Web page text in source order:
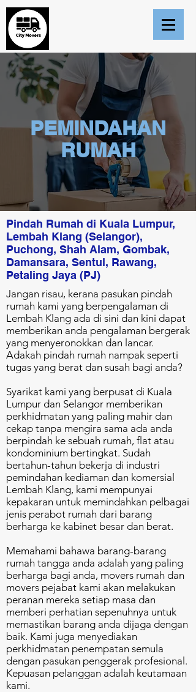
PEMINDAHAN
RUMAH
Pindah Rumah di Kuala Lumpur,
Lembah Klang (Selangor),
Puchong, Shah Alam, Gombak,
Damansara, Sentul, Rawang,
Petaling Jaya (PJ)
Jangan risau, kerana pasukan pindah
rumah kami yang berpengalaman di
Lembah Klang ada di sini dan kini dapat
memberikan anda pengalaman bergerak
yang menyeronokkan dan lancar.
Adakah pindah rumah nampak seperti
tugas yang berat dan susah bagi anda?
Syarikat kami yang berpusat di Kuala
Lumpur dan Selangor memberikan
perkhidmatan yang paling mahir dan
cekap tanpa mengira sama ada anda
berpindah ke sebuah rumah, flat atau
kondominium bertingkat. Sudah
bertahun-tahun bekerja di industri
pemindahan kediaman dan komersial
Lembah Klang, kami mempunyai
kepakaran untuk memindahkan pelbagai
jenis perabot rumah dari barang
berharga ke kabinet besar dan berat.
Memahami bahawa barang-barang
rumah tangga anda adalah yang paling
berharga bagi anda, movers rumah dan
movers pejabat kami akan melakukan
peranan mereka setiap masa dan
memberi perhatian sepenuhnya untuk
memastikan barang anda dijaga dengan
baik. Kami juga menyediakan
perkhidmatan penempatan semula
dengan pasukan penggerak profesional.
Kepuasan pelanggan adalah keutamaan
kami.